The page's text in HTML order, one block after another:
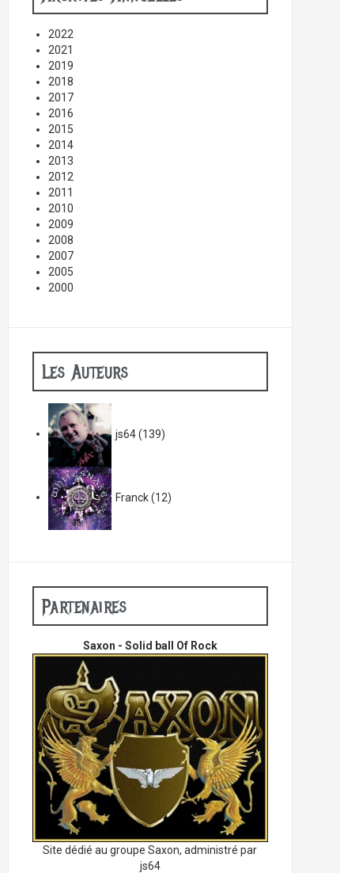
2022
2021
2019
2018
2017
2016
2015
2014
2013
2012
2011
2010
2009
2008
2007
2005
2000
Les Auteurs
js64(139)
Franck(12)
Partenaires
Saxon - Solid ball Of Rock
Site dédié au groupe Saxon, administré par
js64